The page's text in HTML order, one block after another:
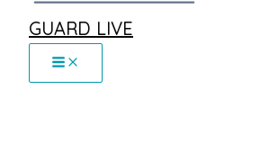
GUARD LIVE